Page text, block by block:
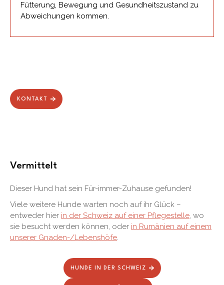
Fütterung, Bewegung und Gesundheitszustand zu
Abweichungen kommen.
KONTAKT
Vermittelt
Dieser Hund hat sein Für-immer-Zuhause gefunden!
Viele weitere Hunde warten noch auf ihr Glück –
entweder hier in der Schweiz auf einer Pflegestelle, wo
sie besucht werden können, oder in Rumänien auf einem
unserer Gnaden-/Lebenshöfe.
HUNDE IN DER SCHWEIZ